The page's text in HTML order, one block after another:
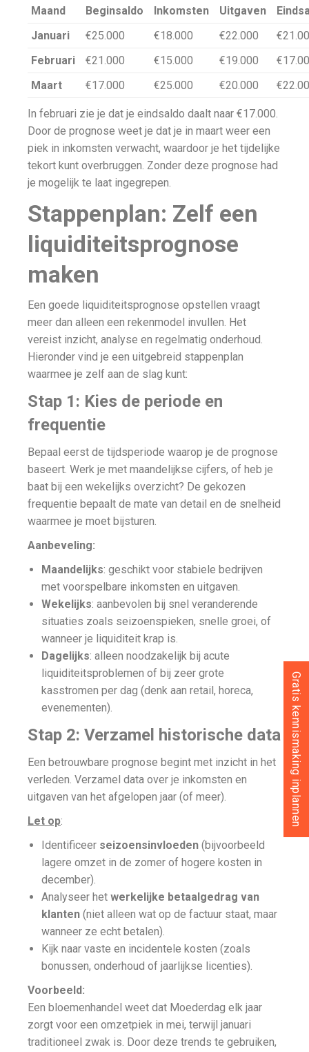
Maand Beginsaldo Inkomsten Uitgaven
Januari
€25.000 €18.000 €22.000
Februari
€21.000 €15.000 €19.000
Maart
€17.000 €25.000 €20.000
In februari zie je dat je eindsaldo daalt naar €17.000.
Door de prognose weet je dat je in maart weer een
piek in inkomsten verwacht, waardoor je het tijdelijke
tekort kunt overbruggen. Zonder deze prognose had
je mogelijk te laat ingegrepen.
Stappenplan: Zelf een
liquiditeitsprognose
maken
Een goede liquiditeitsprognose opstellen vraagt
meer dan alleen een rekenmodel invullen. Het
vereist inzicht, analyse en regelmatig onderhoud.
Hieronder vind je een uitgebreid stappenplan
waarmee je zelf aan de slag kunt:
Stap 1: Kies de periode en
frequentie
Bepaal eerst de tijdsperiode waarop je de prognose
baseert. Werk je met maandelijkse cijfers, of heb je
baat bij een wekelijks overzicht? De gekozen
frequentie bepaalt de mate van detail en de snelheid
waarmee je moet bijsturen.
Aanbeveling:
Maandelijks: geschikt voor stabiele bedrijven
met voorspelbare inkomsten en uitgaven.
Wekelijks: aanbevolen bij snel veranderende
situaties zoals seizoenspieken, snelle groei, of
wanneer je liquiditeit krap is.
Dagelijks: alleen noodzakelijk bij acute
liquiditeitsproblemen of bij zeer grote
kasstromen per dag (denk aan retail, horeca,
evenementen).
Stap 2: Verzamel historische data
Een betrouwbare prognose begint met inzicht in het
verleden. Verzamel data over je inkomsten en
uitgaven van het afgelopen jaar (of meer).
Let op:
Identificeer seizoensinvloeden (bijvoorbeeld
lagere omzet in de zomer of hogere kosten in
december).
Analyseer het werkelijke betaalgedrag van
klanten (niet alleen wat op de factuur staat, maar
wanneer ze echt betalen).
Kijk naar vaste en incidentele kosten (zoals
bonussen, onderhoud of jaarlijkse licenties).
Voorbeeld:
Een bloemenhandel weet dat Moederdag elk jaar
zorgt voor een omzetpiek in mei, terwijl januari
traditioneel zwak is. Door deze trends te gebruiken,
Gratis kennismaking inplannen